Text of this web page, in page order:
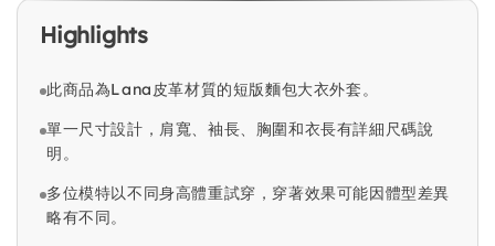
Highlights
此商品為Lana皮革材質的短版麵包大衣外套。
單一尺寸設計，肩寬、袖長、胸圍和衣長有詳細尺碼說
明。
多位模特以不同身高體重試穿，穿著效果可能因體型差異
略有不同。